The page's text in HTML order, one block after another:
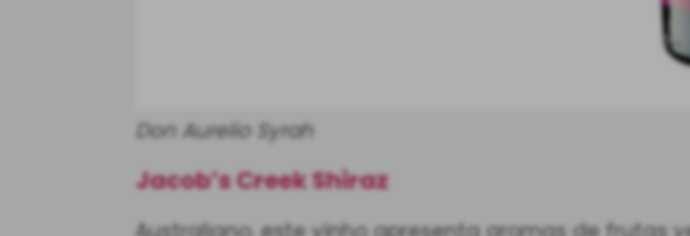
Don Aurelio Syrah
Jacob’s Creek Shiraz